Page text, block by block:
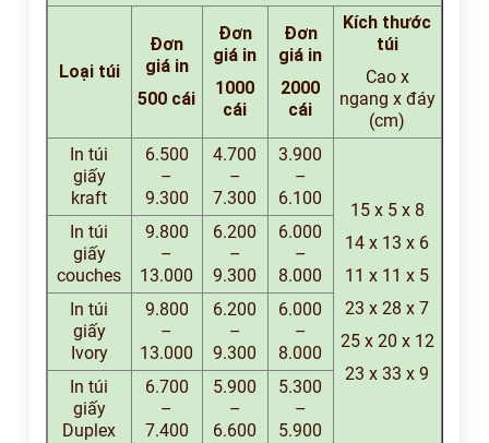
Loại túi
Đơn
giá in
500 cái
Đơn
giá in
1000
cái
Đơn
giá in
2000
cái
Kích thước
túi
Cao x
ngang x đáy
(cm)
In túi
giấy
kraft
6.500
–
9.300
4.700
–
7.300
3.900
–
6.100
15 x 5 x 8
14 x 13 x 6
11 x 11 x 5
23 x 28 x 7
25 x 20 x 12
23 x 33 x 9
In túi
giấy
couches
9.800
–
13.000
6.200
–
9.300
6.000
–
8.000
In túi
giấy
Ivory
9.800
–
13.000
6.200
–
9.300
6.000
–
8.000
In túi
giấy
Duplex
6.700
–
7.400
5.900
–
6.600
5.300
–
5.900